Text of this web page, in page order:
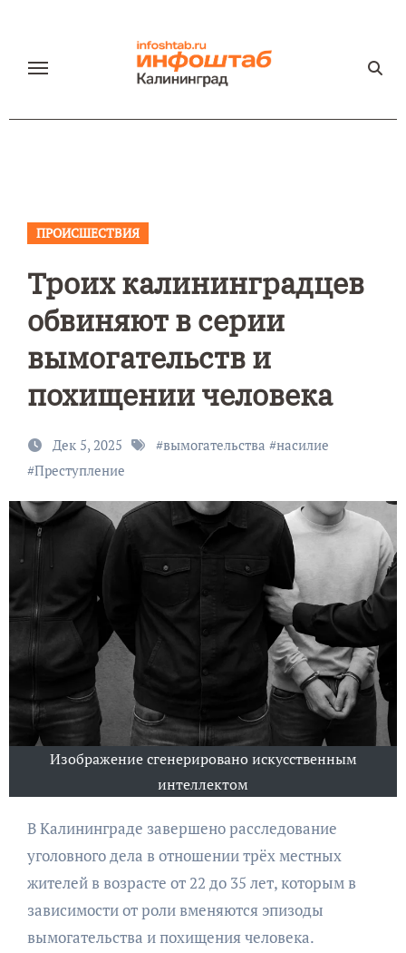
содержанию
ПРОИСШЕСТВИЯ
Троих калининградцев
обвиняют в серии
вымогательств и
похищении человека
Дек 5, 2025 #вымогательства #насилие
#Преступление
Изображение сгенерировано искусственным
интеллектом
В Калининграде завершено расследование
уголовного дела в отношении трёх местных
жителей в возрасте от 22 до 35 лет, которым в
зависимости от роли вменяются эпизоды
вымогательства и похищения человека.